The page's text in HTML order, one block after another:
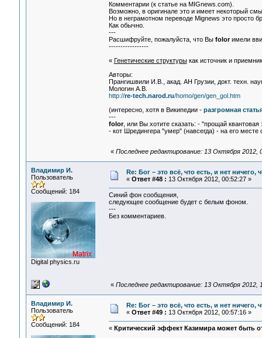
Комментарии (к статье на MIGnews.com).
Возможно, в оригинале это и имеет некоторый
Но в неграмотном переводе Mignews это просто
Как обычно.
---
Расшифруйте, пожалуйста, что Вы folorимели
-----------------
« Генетические структурыкак источник и
Авторы:
Прангишвили И.В., акад. АН Грузии, докт. техн.
Мологин А.В.
http://re-tech.narod.ru/homo/gen/gen_gol.htm
(интересно, хотя в Википедии - разгромная
---
folor, или Вы хотите сказать: - "прощай квантовая
- кот Шредингера "умер" (навсегда) - на его месте
« Последнее редактирование: 13 Октября 2012,
Владимир И.
Пользователь
Сообщений: 184
Digital physics.ru
Re: Бог – это всё, что есть, и нет
« Ответ #48 : 13 Октября 2012, 00:52:27 »
Синий фон сообщения,
следующее сообщение будет с белым фоном.
---
Без комментариев.
« Последнее редактирование: 13 Октября 2012,
Владимир И.
Пользователь
Сообщений: 184
Re: Бог – это всё, что есть, и нет
« Ответ #49 : 13 Октября 2012, 00:57:16 »
« Критический эффект Казимира может быть